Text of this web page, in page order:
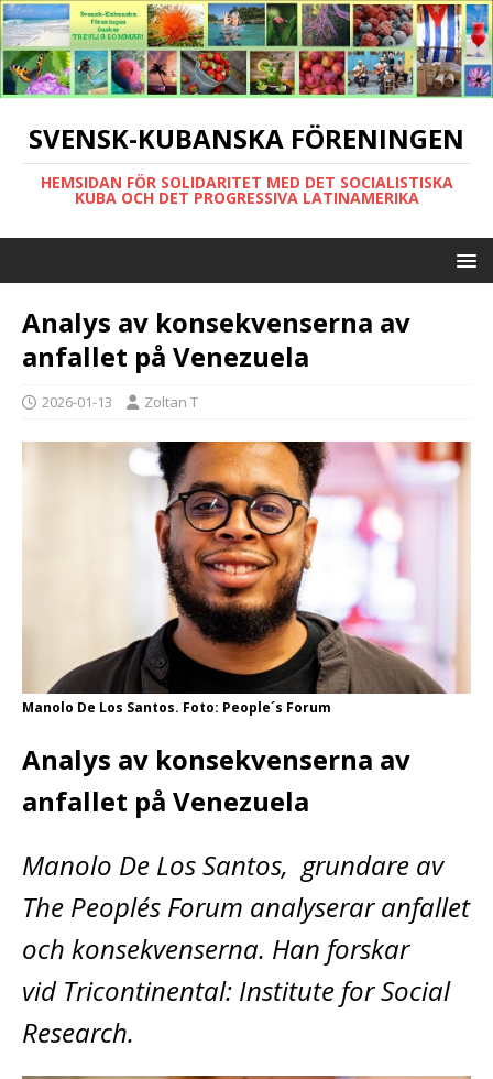
SVENSK-KUBANSKA FÖRENINGEN
HEMSIDAN FÖR SOLIDARITET MED DET SOCIALISTISKA
KUBA OCH DET PROGRESSIVA LATINAMERIKA
Analys av konsekvenserna av
anfallet på Venezuela
2026-01-13 Zoltan T
Manolo De Los Santos. Foto: People´s Forum
Analys av konsekvenserna av
anfallet på Venezuela
Manolo De Los Santos, grundare av
The People´s Forum analyserar anfallet
och konsekvenserna. Han forskar
vid Tricontinental: Institute for Social
Research.